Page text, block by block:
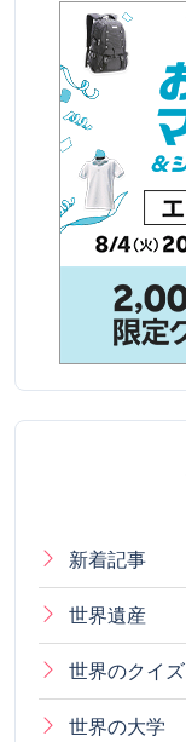
新着記事
世界遺産
世界のクイズ
世界の大学